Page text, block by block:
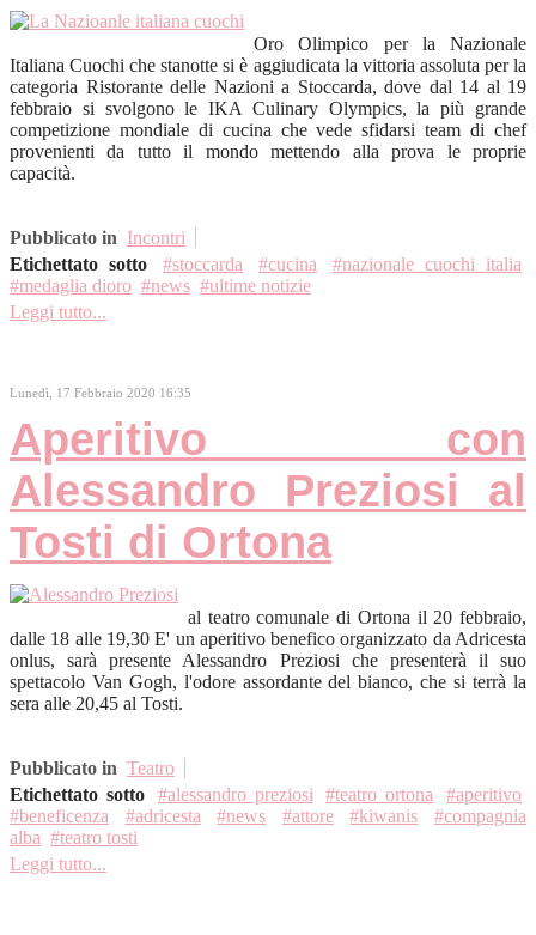
Oro Olimpico per la Nazionale
Italiana Cuochi che stanotte si è aggiudicata la vittoria assoluta per la
categoria Ristorante delle Nazioni a Stoccarda, dove dal 14 al 19
febbraio si svolgono le IKA Culinary Olympics, la più grande
competizione mondiale di cucina che vede sfidarsi team di chef
provenienti da tutto il mondo mettendo alla prova le proprie
capacità.
Pubblicato in Incontri
Etichettato sotto
stoccarda cucina
nazionale cuochi italia
medaglia dioro
news
ultime notizie
Leggi tutto...
Lunedì, 17 Febbraio 2020 16:35
Aperitivo con
Alessandro Preziosi al
Tosti di Ortona
al teatro comunale di Ortona il 20 febbraio,
dalle 18 alle 19,30 E' un aperitivo benefico organizzato da Adricesta
onlus, sarà presente Alessandro Preziosi che presenterà il suo
spettacolo Van Gogh, l'odore assordante del bianco, che si terrà la
sera alle 20,45 al Tosti.
Pubblicato in Teatro
Etichettato sotto
alessandro preziosi teatro ortona
aperitivo
beneficenza
adricesta news attore kiwanis
compagnia
alba
teatro tosti
Leggi tutto...